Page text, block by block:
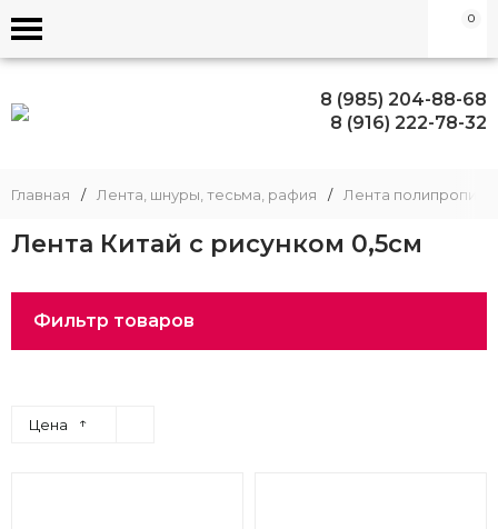
0
8 (985) 204-88-68
8 (916) 222-78-32
Главная / Лента, шнуры, тесьма, рафия / Лента
Лента Китай с рисунком 0,5см
Фильтр товаров
Цена ↑